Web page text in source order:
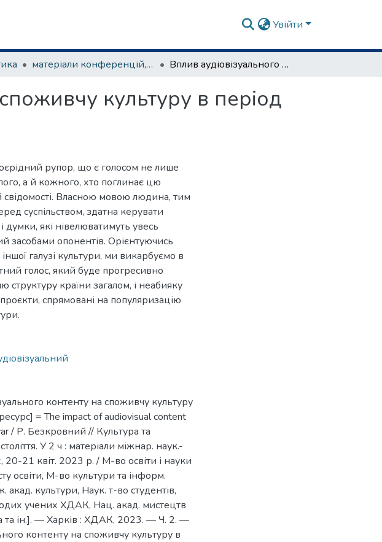
Увійти
матеріали конференцій, семінарів, круглих столів та ін. Вплив аудіовізуального контенту на споживчу культуру в період війни
культуру в період
рупор, що є голосом не лише
а й кожного, хто поглинає цю
свідомості. Власною мовою людина, тим
суспільством, здатна керувати
думки, які нівелюватимуть увесь
засобами опонентів. Орієнтуючись
галузі культури, ми викарбуємо в
голос, який буде прогресивно
структуру країни загалом, і неабияку
спрямовані на популяризацію
контенту на споживчу культуру
= The impact of audiovisual content
/ Р. Безкровний // Культура та
У 2 ч : матеріали міжнар. наук.-
21 квіт. 2023 р. / М-во освіти і науки
освіти, М-во культури та інформ.
акад. культури, Наук. т-во студентів,
учених ХДАК, Нац. акад. мистецтв
та ін.]. — Харків : ХДАК, 2023. — Ч. 2. —
контенту на споживчу культуру в